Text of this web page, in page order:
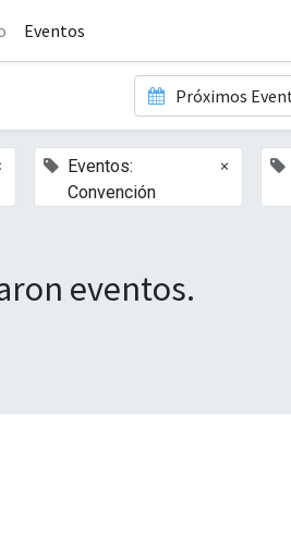
Eventos
Próximos
Eventos:
Convención
×
eventos.